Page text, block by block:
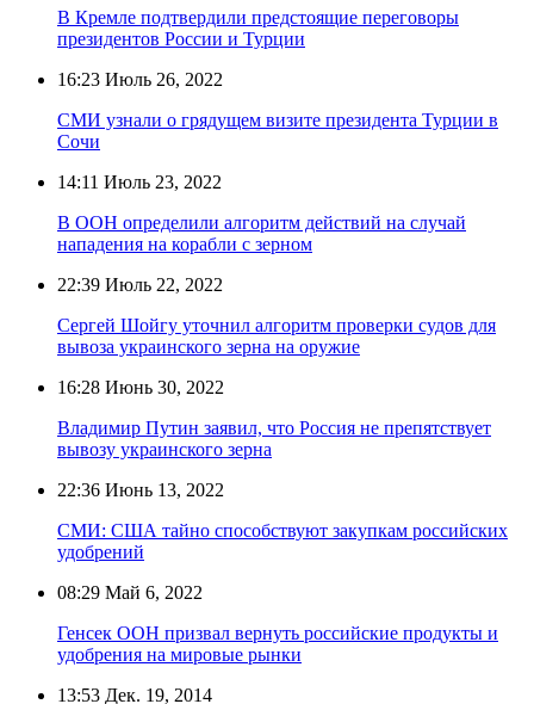
В Кремле подтвердили предстоящие переговоры
президентов России и Турции
16:23 Июль 26, 2022
СМИ узнали о грядущем визите президента Турции в
Сочи
14:11 Июль 23, 2022
В ООН определили алгоритм действий на случай
нападения на корабли с зерном
22:39 Июль 22, 2022
Сергей Шойгу уточнил алгоритм проверки судов для
вывоза украинского зерна на оружие
16:28 Июнь 30, 2022
Владимир Путин заявил, что Россия не препятствует
вывозу украинского зерна
22:36 Июнь 13, 2022
СМИ: США тайно способствуют закупкам российских
удобрений
08:29 Май 6, 2022
Генсек ООН призвал вернуть российские продукты и
удобрения на мировые рынки
13:53 Дек. 19, 2014